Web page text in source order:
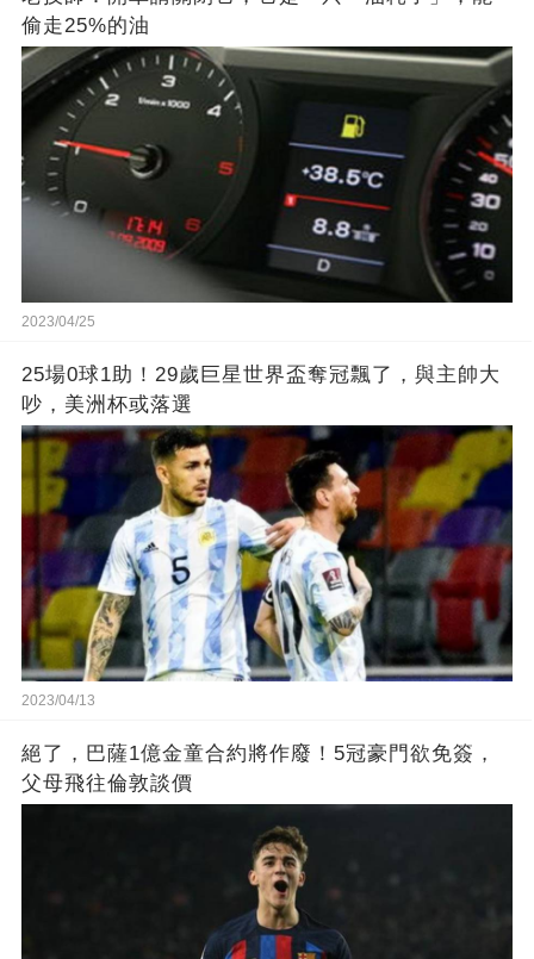
偷走25%的油
2023/04/25
25場0球1助！29歲巨星世界盃奪冠飄了，與主帥大
吵，美洲杯或落選
2023/04/13
絕了，巴薩1億金童合約將作廢！5冠豪門欲免簽，
父母飛往倫敦談價